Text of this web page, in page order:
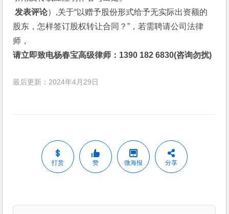
发表评论）,关于“以赠予股份形式给予无实际出资额的
股东，怎样签订股权转让合同？”，若需聘请公司法律
师，
请立即致电杨春宝高级律师：1390 182 6830(咨询勿扰)
最后更新：2024年4月29日
打赏 赞 微海报 分享